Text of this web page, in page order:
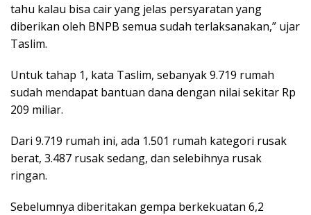
tahu kalau bisa cair yang jelas persyaratan yang
diberikan oleh BNPB semua sudah terlaksanakan,” ujar
Taslim.
Untuk tahap 1, kata Taslim, sebanyak 9.719 rumah
sudah mendapat bantuan dana dengan nilai sekitar Rp
209 miliar.
Dari 9.719 rumah ini, ada 1.501 rumah kategori rusak
berat, 3.487 rusak sedang, dan selebihnya rusak
ringan.
Sebelumnya diberitakan gempa berkekuatan 6,2